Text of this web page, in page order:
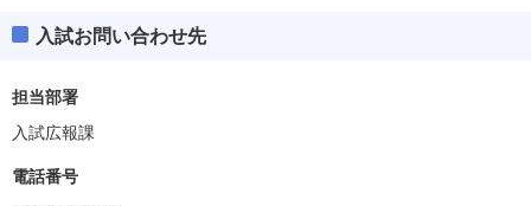
入試お問い合わせ先
担当部署
入試広報課
電話番号